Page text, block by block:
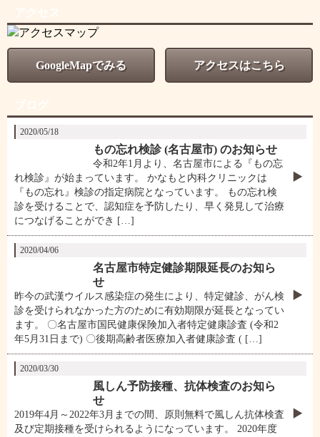
GoogleMapでみる アクセスはこちら
2020/05/18
もの忘れ検診 (名古屋市) のお知らせ
令和2年1月より、名古屋市による『もの忘
れ検診』が始まっています。 かなもと内科クリニックは
『もの忘れ』検診の指定病院となっています。 もの忘れ検
診を受けることで、認知症を予防したり、早く発見して治療
につなげることができ […]
2020/04/06
名古屋市特定健診期限延長のお知ら
せ
昨今の武漢ウイルス感染症の発生により、特定健診、がん検
診を受けられなかった方のために有効期限が延長となってい
ます。 〇名古屋市国民健康保険加入者特定健康診査 (令和2
年5月31日まで) 〇後期高齢者医療加入者健康診査 ( […]
2020/03/30
風しん予防接種、抗体検査のお知ら
せ
2019年4月～2022年3月までの間、原則無料で風しん抗体検査
及び定期接種を受けられるようになっています。 2020年度